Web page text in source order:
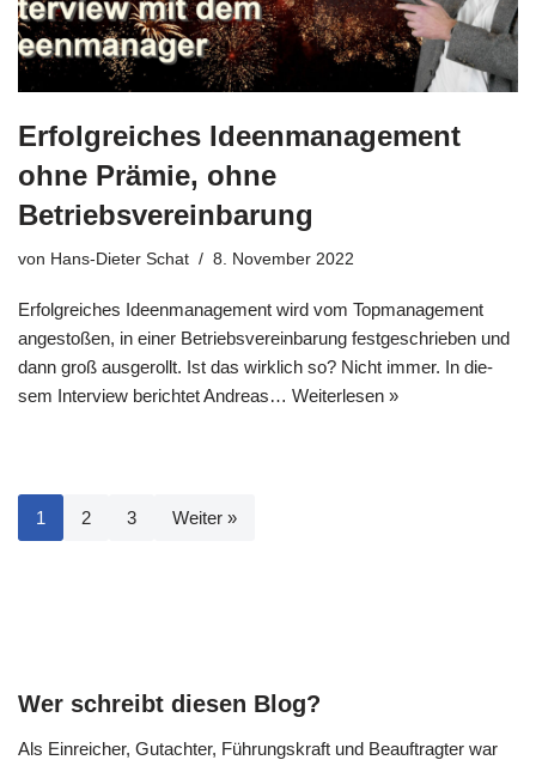
Erfolgreiches Ideenmanagement
ohne Prämie, ohne
Betriebsvereinbarung
von Hans-Dieter Schat 8. November 2022
Erfolg­rei­ches Ideen­ma­nage­ment wird vom Top­ma­nage­ment
ange­sto­ßen, in einer Betriebs­ver­ein­ba­rung fest­ge­schrie­ben und
dann groß aus­ge­rollt. Ist das wirk­lich so? Nicht immer. In die­
sem Inter­view berich­tet Andre­as… Wei­ter­le­sen »
1 2 3 Weiter »
Wer schreibt diesen Blog?
Als Ein­rei­cher, Gut­ach­ter, Füh­rungs­kraft und Beauf­trag­ter war